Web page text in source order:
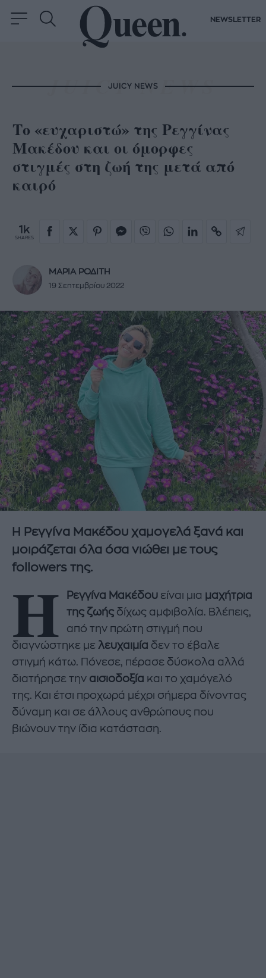
NEWSLETTER
JUICY NEWS
Το «ευχαριστώ» της Ρεγγίνας
Μακέδου και οι όμορφες
στιγμές στη ζωή της μετά από
καιρό
1k
SHARES
ΜΑΡΙΑ ΡΟΔΙΤΗ
19 Σεπτεμβρίου 2022
Η Ρεγγίνα Μακέδου χαμογελά ξανά και
μοιράζεται όλα όσα νιώθει με τους
followers της.
Η Ρεγγίνα Μακέδου είναι μια μαχήτρια
της ζωής δίχως αμφιβολία. Βλέπεις,
από την πρώτη στιγμή που
διαγνώστηκε με λευχαιμία δεν το έβαλε
στιγμή κάτω. Πόνεσε, πέρασε δύσκολα αλλά
διατήρησε την αισιοδοξία και το χαμόγελό
της. Και έτσι προχωρά μέχρι σήμερα δίνοντας
δύναμη και σε άλλους ανθρώπους που
βιώνουν την ίδια κατάσταση.